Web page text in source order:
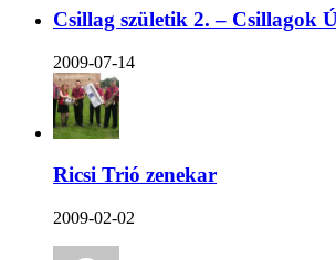
Csillag születik 2. – Csillagok
2009-07-14
Ricsi Trió zenekar
2009-02-02